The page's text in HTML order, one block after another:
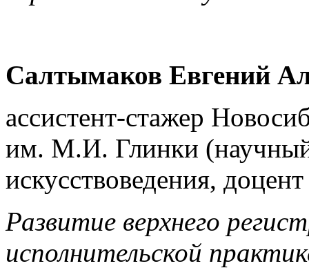
Салтымаков Евгений
ассистент-стажер
им. М.И. Глинки (научный
искусствоведения,
Развитие верхнего
исполнительской